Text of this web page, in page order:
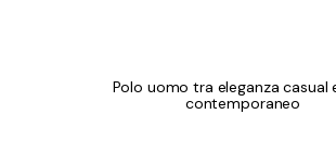
Polo uomo tra eleganza casual
contemporaneo